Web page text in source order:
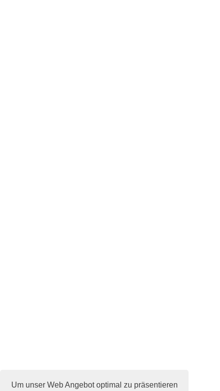
Um unser Web Angebot optimal zu präsentieren